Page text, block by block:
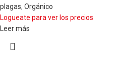
plagas, Orgánico
Logueate para ver los precios
Leer más